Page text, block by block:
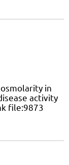
in
activity
file:9873